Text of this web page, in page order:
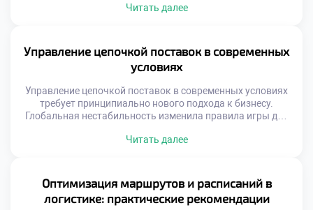
подходы учат видеть потери там, где другие видят
специалист обязан владеть этим инструментарием
совершенствования. Концепция непрерывного улучшения
заменяет устаревшие методы управления […]
Читать далее
Управление цепочкой поставок в современных
условиях
Управление цепочкой поставок в современных условиях
требует принципиально нового подхода к бизнесу.
Глобальная нестабильность изменила правила игры для
оптимизации затрат уступают место стратегиям
уметь управлять рисками в турбулентной среде.
Способность адаптироваться ценится выше простого
следования инструкциям. Профессионализм теперь
Читать далее
Оптимизация маршрутов и расписаний в
логистике: практические рекомендации